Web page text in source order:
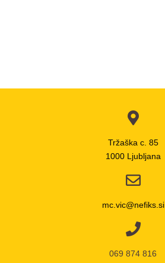
Tržaška c. 85
1000 Ljubljana
mc.vic@nefiks.si
069 874 816